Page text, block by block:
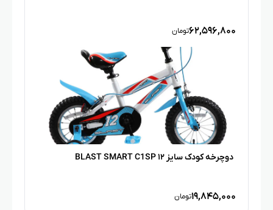
۶۲,۵۹۶,۸۰۰تومان
دوچرخه کودک سایز ۱۲ BLAST SMART C1SP
۱۹,۸۴۵,۰۰۰تومان